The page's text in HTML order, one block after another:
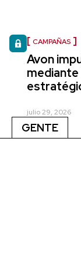
CAMPAÑAS
Avon
julio 29, 2026
GENTE